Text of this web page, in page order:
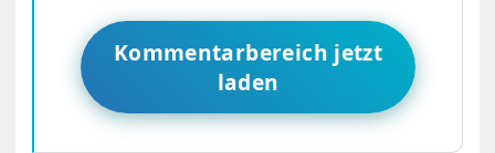
Kommentarbereich jetzt
laden